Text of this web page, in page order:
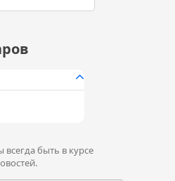
быть в курсе